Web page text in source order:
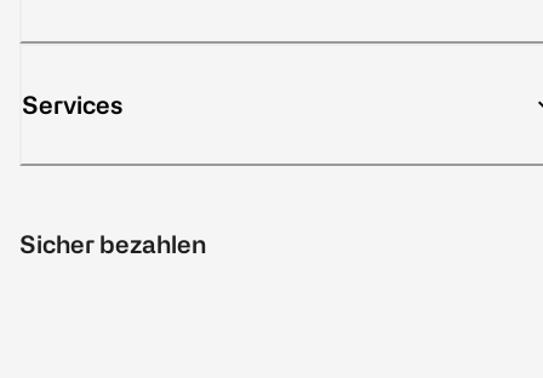
Services
Sicher bezahlen